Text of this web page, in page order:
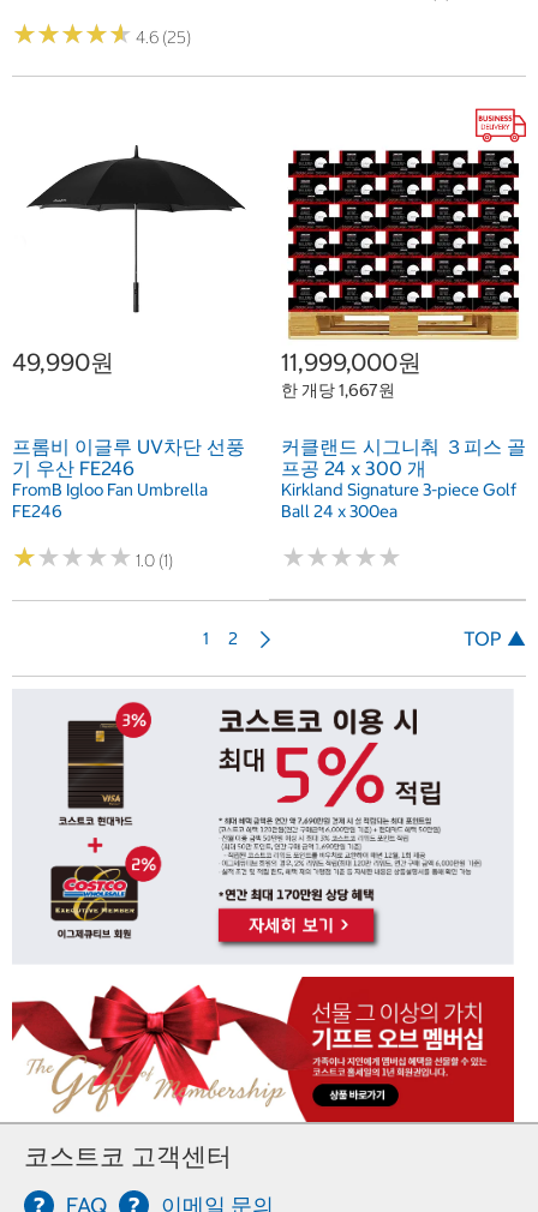
★★★★★
★★★★★ 4.6 (25)
49,990원
프롬비 이글루 UV차단 선풍
기 우산 FE246
FromB Igloo Fan Umbrella
FE246
★★★★★
★★★★★ 1.0 (1)
11,999,000원
한 개당 1,667원
커클랜드 시그니춰 ３피스 골
프공 24 x 300 개
Kirkland Signature 3-piece Golf
Ball 24 x 300ea
★★★★★
★★★★★
1 2 TOP ▲
코스트코 고객센터
FAQ 이메일 문의